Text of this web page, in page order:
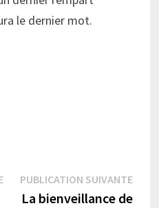
aura le dernier mot.
Publication
précédente :
PUBLICATION SUIVANTE
La bienveillance de